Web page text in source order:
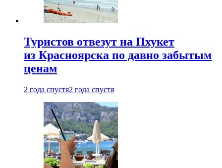
Туристов отвезут на Пхукет
из Красноярска по давно забытым
ценам
2 года спустя2 года спустя